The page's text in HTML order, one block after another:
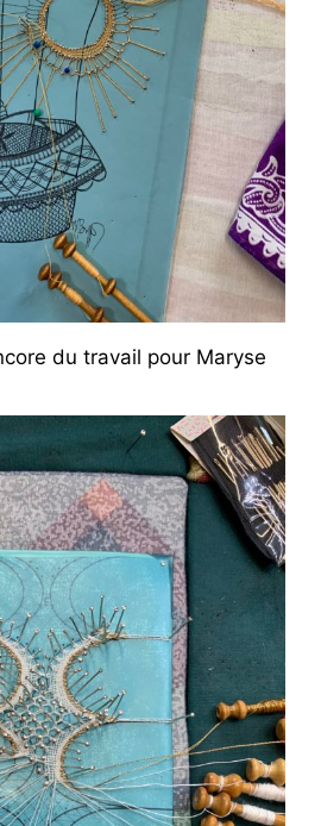
du travail pour Maryse